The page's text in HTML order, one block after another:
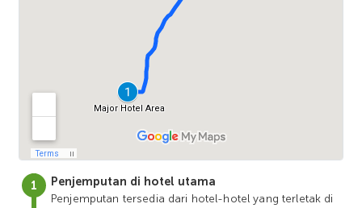
Penjemputan di hotel utama
Penjemputan tersedia dari hotel-hotel yang terletak di